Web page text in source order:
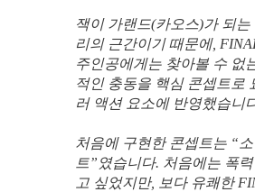
잭이 가랜드(카오스)가 되
리의 근간이기 때문에,
주인공에게는 찾아볼 수 없
적인 충동을 핵심 콘셉트로
러 액션 요소에 반영했습니
처음에 구현한 콘셉트는 “
트”였습니다. 처음에는 폭
고 싶었지만, 보다 유쾌한